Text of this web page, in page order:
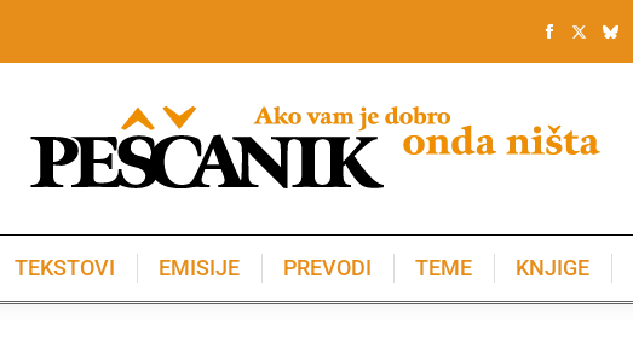
TEKSTOVI EMISIJE PREVODI TEME KNJIGE
KNJIGE